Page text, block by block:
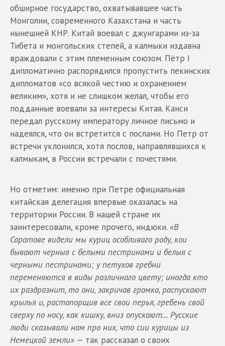
обширное государство, охватывавшее часть
Монголии, современного Казахстана и часть
нынешней КНР. Китай воевал с джунгарами из-за
Тибета и монгольских степей, а калмыки издавна
враждовали с этим племенным союзом. Пётр I
дипломатично распорядился пропустить пекинских
дипломатов «со всякой честию и охранением
великим», хотя и не слишком желал, чтобы его
подданные воевали за интересы Китая. Канси
передал русскому императору личное письмо и
надеялся, что он встретится с послами. Но Петр от
встречи уклонился, хотя послов, направлявшихся к
калмыкам, в России встречали с почестями.
Но отметим: именно при Петре официальная
китайская делегация впервые оказалась на
территории России. В нашей стране их
заинтересовали, кроме прочего, индюки. «В
Саратове видели мы куриц особливаго роду, кои
бывают черныя с белыми пестринами и белыя с
черными пестринами; у петухов гребни
переменяются в виды различнаго цвету; иногда кто
их раздразнит, то они, закричав громко, распускают
крылья и, растопорщив все свои перья, гребень свой
сверху по носу, как кишку, вниз опускают… Русские
люди сказывали нам про них, что сии курицы из
Немецкой земли» — так рассказал о своих